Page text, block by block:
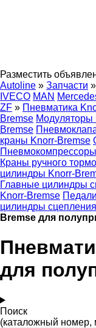
Разместить
Autoline » Запчасти »
IVECO MAN
ZF » Пневматика
Bremse Модуляторы
Bremse
краны Knorr-Bremse
Краны ручного
цилиндры Knorr-
Главные цилиндры
Knorr-Bremse
цилиндры
Bremse для
для
Поиск
(каталожный номер,